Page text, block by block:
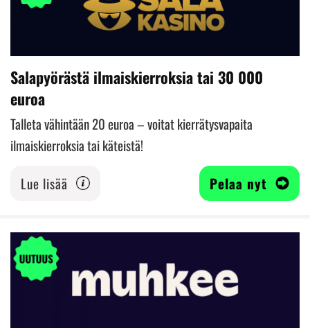
Salapyörästä ilmaiskierroksia tai 30 000
euroa
Talleta vähintään 20 euroa – voitat kierrätysvapaita
ilmaiskierroksia tai käteistä!
Lue lisää
Pelaa nyt